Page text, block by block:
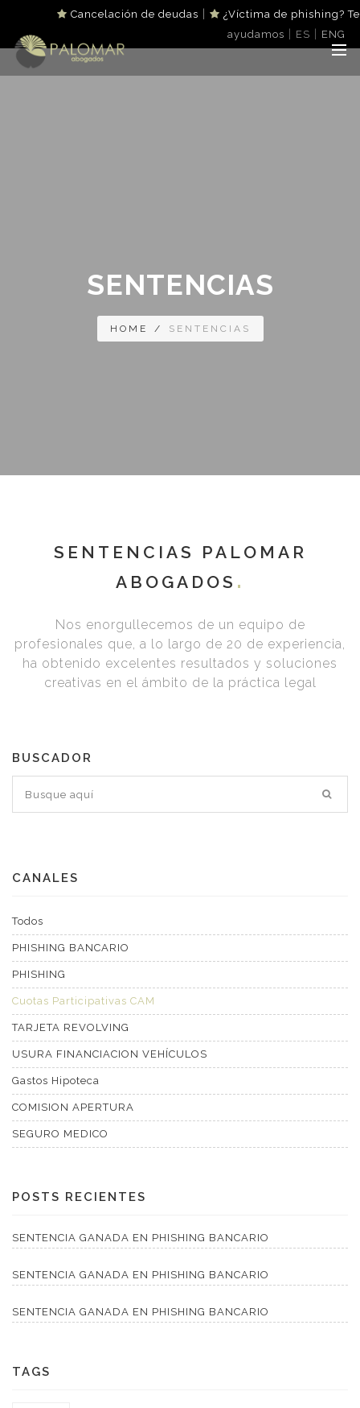
Cancelación de deudas
¿Víctima de phishing? Te
ayudamos
ES ENG
SENTENCIAS
HOME / SENTENCIAS
SENTENCIAS PALOMAR
ABOGADOS
Nos enorgullecemos de un equipo de
profesionales que, a lo largo de 20 de experiencia,
ha obtenido excelentes resultados y soluciones
creativas en el ámbito de la práctica legal
BUSCADOR
CANALES
Todos
PHISHING BANCARIO
PHISHING
Cuotas Participativas CAM
TARJETA REVOLVING
USURA FINANCIACION VEHÍCULOS
Gastos Hipoteca
COMISION APERTURA
SEGURO MEDICO
POSTS RECIENTES
SENTENCIA GANADA EN PHISHING BANCARIO
SENTENCIA GANADA EN PHISHING BANCARIO
SENTENCIA GANADA EN PHISHING BANCARIO
TAGS